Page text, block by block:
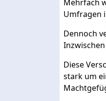
Mehrfach
Umfragen
Dennoch
Diese
stark um